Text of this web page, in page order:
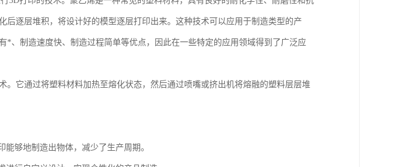
后逐层堆积，将设计好的模型逐层打印出来。这种技术可以应用于制造类型的产
*、制造速度快、制造过程简单等优点，因此在一些特定的应用领域得到了广泛应
。它通过将塑料材料加热至熔化状态，然后通过喷嘴或挤出机将熔融的塑料层层堆
够地制造出物体，减少了生产周期。